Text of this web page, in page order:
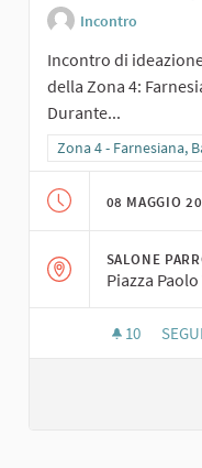
Incontro
Incontro di
della Zona 4:
Durante...
Filtra i risultati per
Zona 4 - Farnesiana,
08 MAGGIO
SALONE
Piazza
10 10
SEGUI